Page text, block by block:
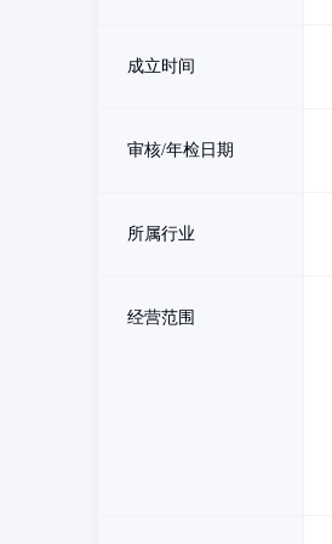
成立时间
审核/年检日期
所属行业
经营范围